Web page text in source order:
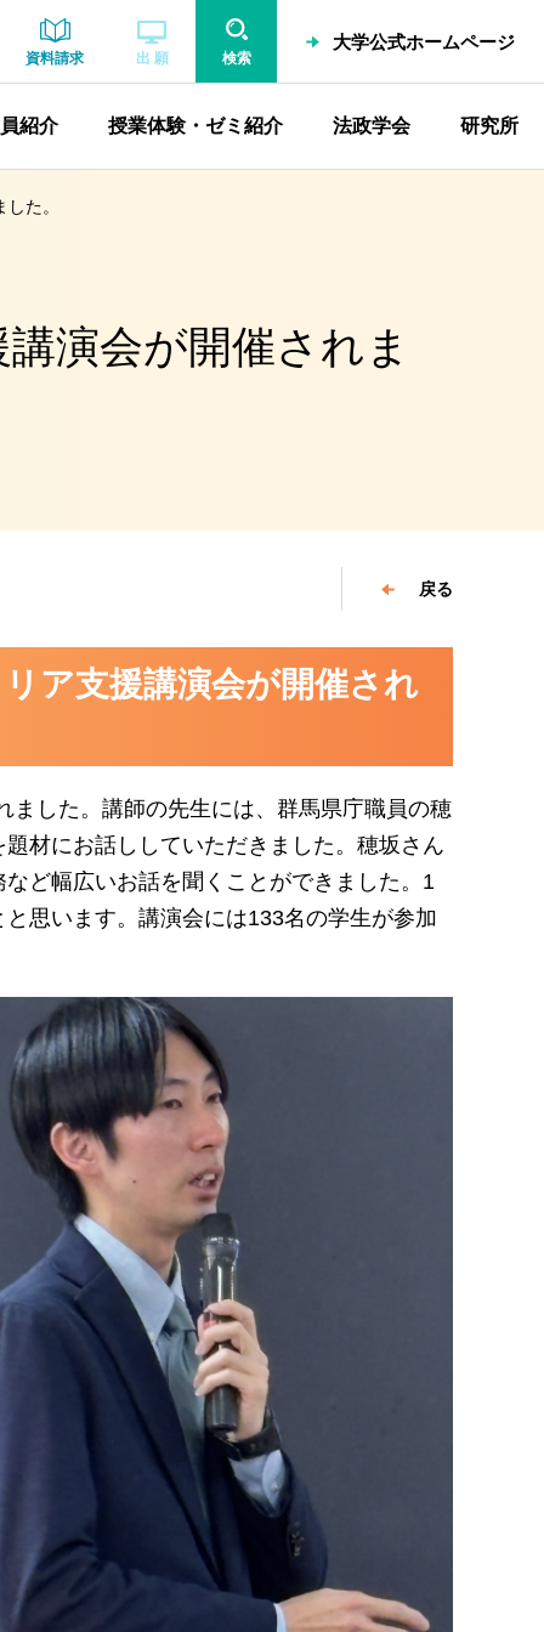
資料請求 出 願 検索
大学公式ホームページ
紹介 授業体験・ゼミ紹介 法政学会 研究所
た。
演会が開催されま
戻る
ア支援講演会が開催され
した。講師の先生には、群馬県庁職員の穂
材にお話ししていただきました。穂坂さん
ど幅広いお話を聞くことができました。1
思います。講演会には133名の学生が参加